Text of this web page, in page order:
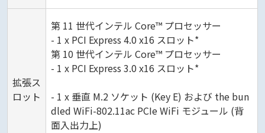
拡張ス
ロット
第 11 世代インテル Core™ プロセッサー
- 1 x PCI Express 4.0 x16 スロット*
第 10 世代インテル Core™ プロセッサー
- 1 x PCI Express 3.0 x16 スロット*
- 1 x 垂直 M.2 ソケット (Key E) および the bun
dled WiFi-802.11ac PCIe WiFi モジュール (背
面入出力上)